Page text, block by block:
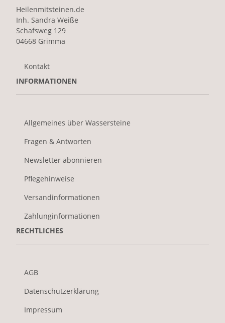
Heilenmitsteinen.de
Inh. Sandra Weiße
Schafsweg 129
04668 Grimma
Kontakt
INFORMATIONEN
Allgemeines über Wassersteine
Fragen & Antworten
Newsletter abonnieren
Pflegehinweise
Versandinformationen
Zahlunginformationen
RECHTLICHES
AGB
Datenschutzerklärung
Impressum